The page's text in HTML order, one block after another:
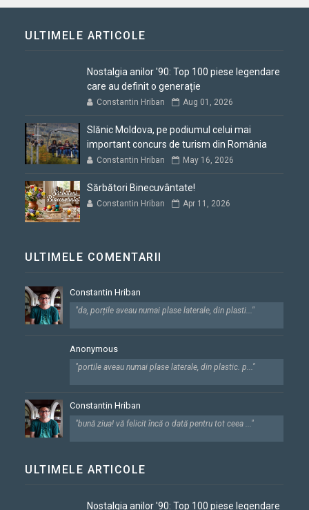
ULTIMELE ARTICOLE
Nostalgia anilor '90: Top 100 piese legendare
care au definit o generație
Constantin Hriban Aug 01, 2026
Slănic Moldova, pe podiumul celui mai
important concurs de turism din România
Constantin Hriban May 16, 2026
Sărbători Binecuvântate!
Constantin Hriban Apr 11, 2026
ULTIMELE COMENTARII
Constantin Hriban
"da, porțile aveau numai plase laterale, din plasti..."
Anonymous
"portile aveau numai plase laterale, din plastic. p..."
Constantin Hriban
"bună ziua! vă felicit încă o dată pentru tot ceea ..."
ULTIMELE ARTICOLE
Nostalgia anilor '90: Top 100 piese legendare